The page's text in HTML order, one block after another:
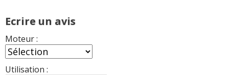
Ecrire un avis
Moteur :
Utilisation :